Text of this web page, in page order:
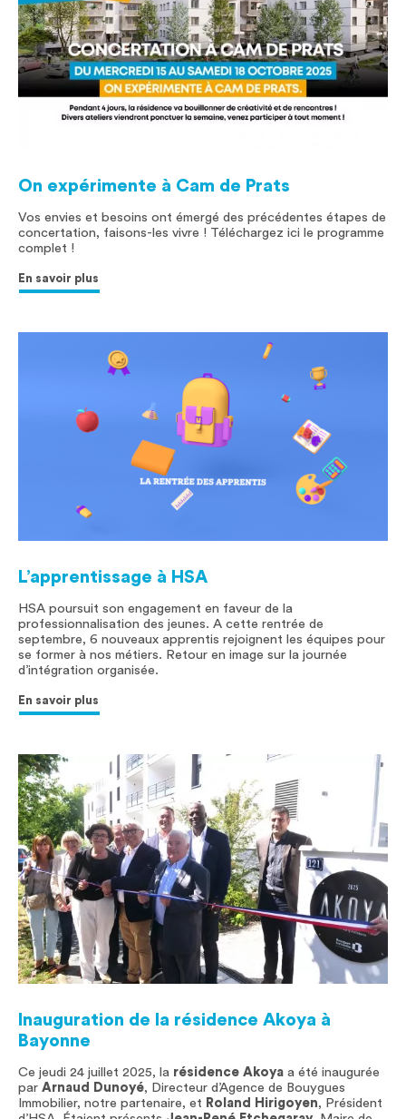
On expérimente à Cam de Prats
Vos envies et besoins ont émergé des précédentes étapes de
concertation, faisons-les vivre ! Téléchargez ici le programme
complet !
En savoir plus
L’apprentissage à HSA
HSA poursuit son engagement en faveur de la
professionnalisation des jeunes. A cette rentrée de
septembre, 6 nouveaux apprentis rejoignent les équipes pour
se former à nos métiers. Retour en image sur la journée
d’intégration organisée.
En savoir plus
Inauguration de la résidence Akoya à
Bayonne
Ce jeudi 24 juillet 2025, la résidence Akoya a été inaugurée
par Arnaud Dunoyé, Directeur d’Agence de Bouygues
Immobilier, notre partenaire, et Roland Hirigoyen, Président